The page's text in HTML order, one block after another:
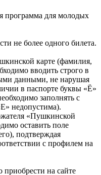
программа для молодых
не более одного билета.
карте (фамилия,
вводить строго в
данными, не нарушая
в паспорте буквы «Ё»
заполнять с
недопустима).
«Пушкинской
оставить поле
подтверждая
с профилем на
на сайте